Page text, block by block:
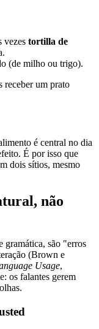
vezes tortilla de
(de milho ou trigo).
receber um prato
é central no dia
É por isso que
dois sítios, mesmo
não
gramática, são "erros
(Brown e
Usage,
os falantes gerem